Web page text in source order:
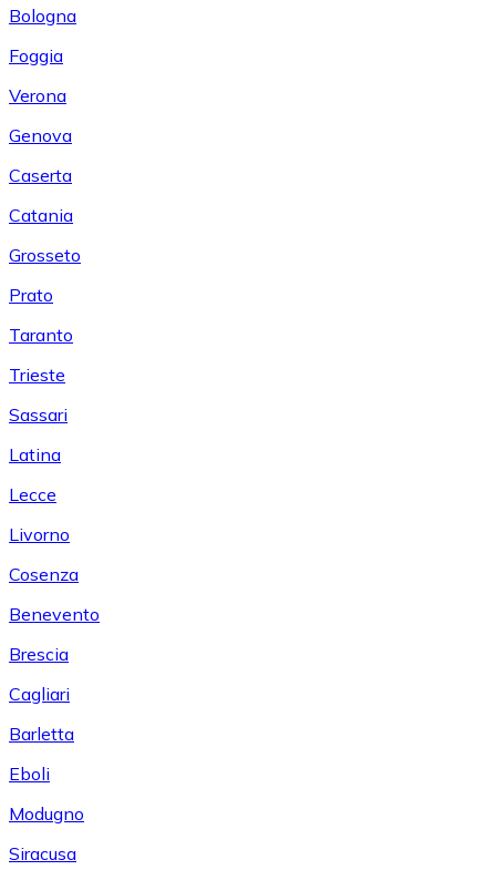
Bologna
Foggia
Verona
Genova
Caserta
Catania
Grosseto
Prato
Taranto
Trieste
Sassari
Latina
Lecce
Livorno
Cosenza
Benevento
Brescia
Cagliari
Barletta
Eboli
Modugno
Siracusa